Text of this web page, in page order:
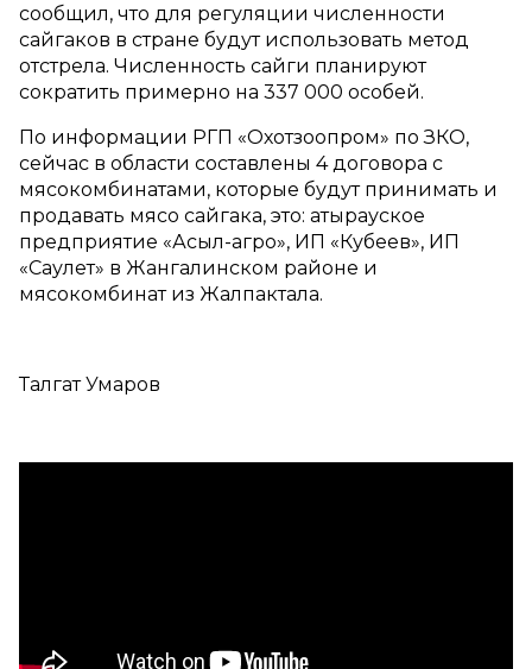
сообщил, что для регуляции численности
сайгаков в стране будут использовать метод
отстрела. Численность сайги планируют
сократить примерно на 337 000 особей.
По информации РГП «Охотзоопром» по ЗКО,
сейчас в области составлены 4 договора с
мясокомбинатами, которые будут принимать и
продавать мясо сайгака, это: атырауское
предприятие «Асыл-агро», ИП «Кубеев», ИП
«Саулет» в Жангалинском районе и
мясокомбинат из Жалпактала.
Талгат Умаров